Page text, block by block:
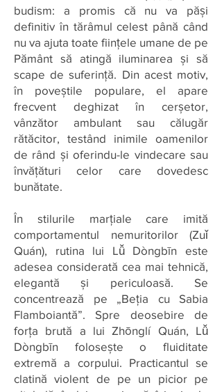
budism: a promis că nu va păși
definitiv în tărâmul celest până când
nu va ajuta toate ființele umane de pe
Pământ să atingă iluminarea și să
scape de suferință. Din acest motiv,
în poveștile populare, el apare
frecvent deghizat în cerșetor,
vânzător ambulant sau călugăr
rătăcitor, testând inimile oamenilor
de rând și oferindu-le vindecare sau
învățături celor care dovedesc
bunătate.
În stilurile marțiale care imită
comportamentul nemuritorilor (Zuǐ
Quán), rutina lui Lǚ Dòngbīn este
adesea considerată cea mai tehnică,
elegantă și periculoasă. Se
concentrează pe „Beția cu Sabia
Flamboiantă”. Spre deosebire de
forța brută a lui Zhōnglí Quán, Lǚ
Dòngbīn folosește o fluiditate
extremă a corpului. Practicantul se
clatină violent de pe un picior pe